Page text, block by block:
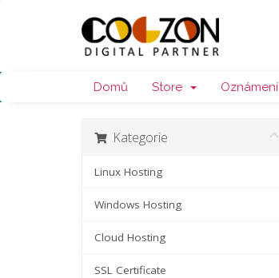
Domů Store Oznámení
Kategorie
Linux Hosting
Windows Hosting
Cloud Hosting
SSL Certificate